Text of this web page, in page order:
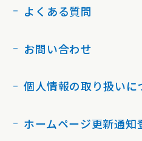
よくある質問
お問い合わせ
個人情報の取り扱いに
ホームページ更新通知